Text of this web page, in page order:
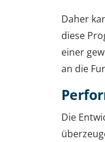
Daher
diese
einer
an die
Die